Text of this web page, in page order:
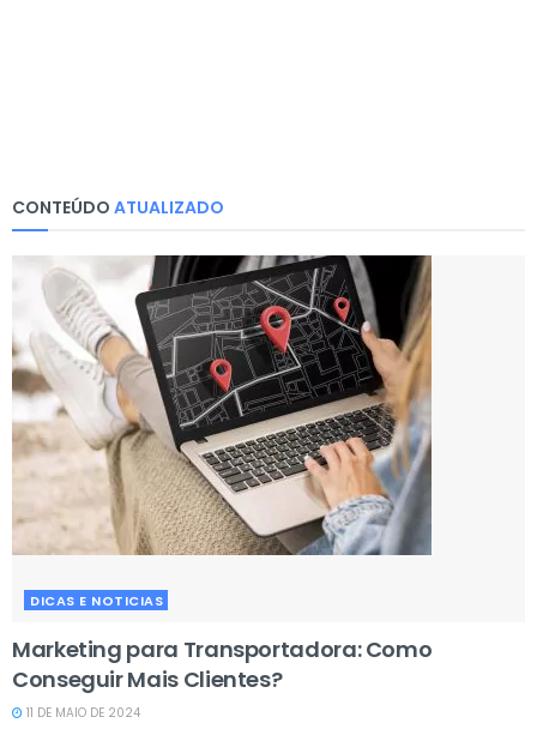
CONTEÚDO ATUALIZADO
DICAS E NOTICIAS
Marketing para Transportadora: Como
Conseguir Mais Clientes?
11 DE MAIO DE 2024